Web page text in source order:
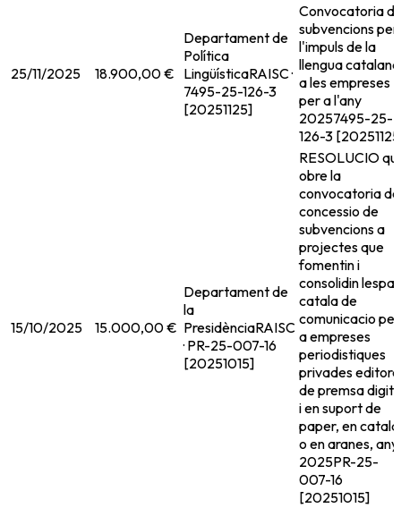
25/11/2025 18.900,00 €
Departament de
Política
LingüísticaRAISC ·
7495-25-126-3
[20251125]
Convocatoria
subvencions per
l'impuls de la
llengua catalana
a les empreses
per a l'any
20257495-25-
126-3
15/10/2025 15.000,00 €
Departament de
la
PresidènciaRAISC
· PR-25-007-16
[20251015]
RESOLUCIO
obre la
convocatoria de
concessio de
subvencions a
projectes que
fomentin i
consolidin lespai
catala de
comunicacio per
a empreses
periodistiques
privades
de premsa
i en suport de
paper, en catala
o en aranes, any
2025PR-25-
007-16
[20251015]